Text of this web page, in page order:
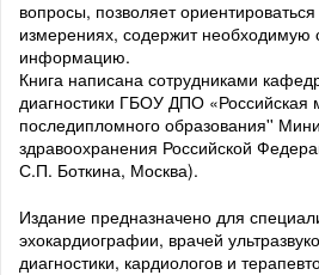
вопросы, позволяет
измерениях, содержит необходимую
информацию.
Книга написана сотрудниками
диагностики ГБОУ ДПО «Российская
последипломного образования''
здравоохранения Российской
С.П. Боткина, Москва).
Издание предназначено для
эхокардиографии, врачей
диагностики, кардиологов и